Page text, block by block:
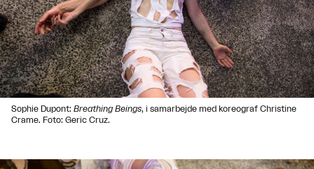
Sophie Dupont: Breathing Beings, i samarbejde med koreograf Christine
Crame. Foto: Geric Cruz.